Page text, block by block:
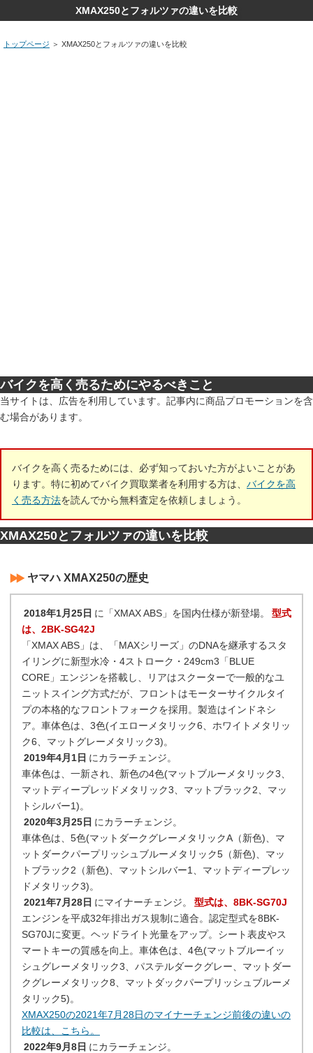
XMAX250とフォルツァの違いを比較
トップページ ＞ XMAX250とフォルツァの違いを比較
バイクを高く売るためにやるべきこと
当サイトは、広告を利用しています。記事内に商品プロモーションを含
む場合があります。
バイクを高く売るためには、必ず知っておいた方がよいことがあ
ります。特に初めてバイク買取業者を利用する方は、 バイクを高
く売る方法を読んでから無料査定を依頼しましょう。
XMAX250とフォルツァの違いを比較
ヤマハ XMAX250の歴史
2018年1月25日 に「XMAX ABS」を国内仕様が新登場。
型式
は、2BK-SG42J
「XMAX ABS」は、「MAXシリーズ」のDNAを継承するスタ
イリングに新型水冷・4ストローク・249cm3「BLUE
CORE」エンジンを搭載し、リアはスクーターで一般的なユ
ニットスイング方式だが、フロントはモーターサイクルタイ
プの本格的なフロントフォークを採用。製造はインドネシ
ア。車体色は、3色(イエローメタリック6、ホワイトメタリッ
ク6、マットグレーメタリック3)。
2019年4月1日 にカラーチェンジ。
車体色は、一新され、新色の4色(マットブルーメタリック3、
マットディープレッドメタリック3、マットブラック2、マッ
トシルバー1)。
2020年3月25日 にカラーチェンジ。
車体色は、5色(マットダークグレーメタリックA（新色)、マ
ットダークパープリッシュブルーメタリック5（新色)、マッ
トブラック2（新色)、マットシルバー1、マットディープレッ
ドメタリック3)。
2021年7月28日 にマイナーチェンジ。
型式は、8BK-SG70J
エンジンを平成32年排出ガス規制に適合。認定型式を8BK-
SG70Jに変更。ヘッドライト光量をアップ。シート表皮やス
マートキーの質感を向上。車体色は、4色(マットブルーイッ
シュグレーメタリック3、パステルダークグレー、マットダー
クグレーメタリック8、マットダックパープリッシュブルーメ
タリック5)。
XMAX250の2021年7月28日のマイナーチェンジ前後の違いの
比較は、こちら。
2022年9月8日 にカラーチェンジ。